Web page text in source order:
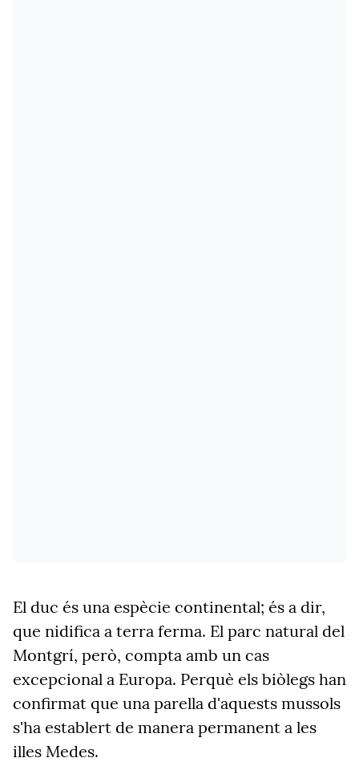
El duc és una espècie continental; és a dir,
que nidifica a terra ferma. El parc natural del
Montgrí, però, compta amb un cas
excepcional a Europa. Perquè els biòlegs han
confirmat que una parella d'aquests mussols
s'ha establert de manera permanent a les
illes Medes.